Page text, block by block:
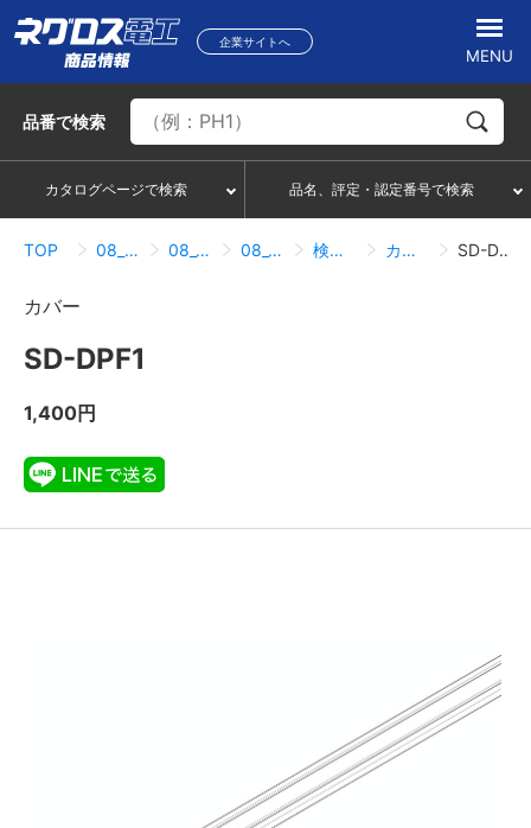
企業サイトへ
MENU
品番で検索
カタログページで検索 品名、評定・認定番号で検索
TOP 08_レースウェイ・サスウェイ 08_01_レースウェイ 08_01_01_直線・カバー関連 検索結果一覧 カバー SD-DPF1
カバー
SD-DPF1
1,400円